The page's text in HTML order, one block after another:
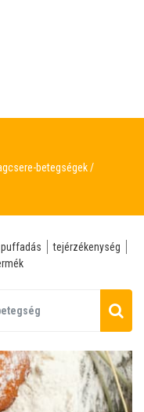
betegségek
puffadás
tejérzékenység